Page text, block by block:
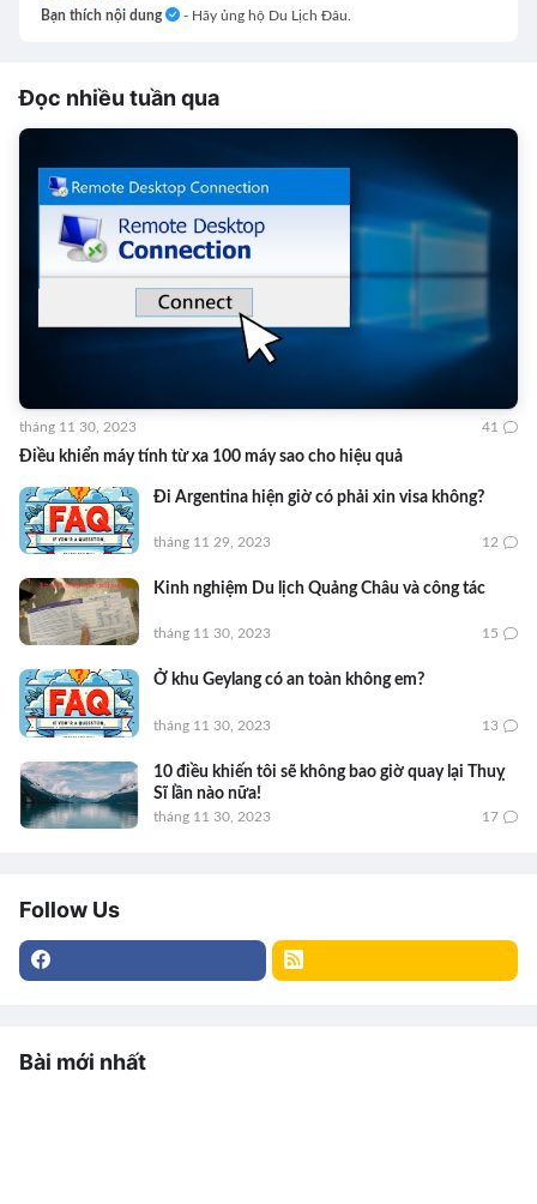
Bạn thích nội dung - Hãy ủng hộ Du Lịch Đâu.
Đọc nhiều tuần qua
Điều khiển máy tính từ xa 100 máy sao cho hiệu quả
tháng 11 30, 2023 41
Đi Argentina hiện giờ có phải xin visa không?
tháng 11 29, 2023 12
Kinh nghiệm Du lịch Quảng Châu và công tác
tháng 11 30, 2023 15
Ở khu Geylang có an toàn không em?
tháng 11 30, 2023 13
10 điều khiến tôi sẽ không bao giờ quay lại Thuỵ
Sĩ lần nào nữa!
tháng 11 30, 2023 17
Follow Us
Bài mới nhất